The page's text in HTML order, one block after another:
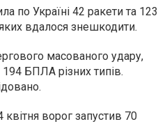
по Україні 42 ракети та 123
вдалося знешкодити.
масованого удару,
БПЛА різних типів.
квітня ворог запустив 70